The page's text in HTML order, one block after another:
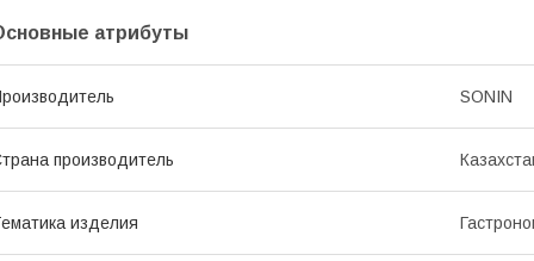
атрибуты
SONIN
производитель
изделия